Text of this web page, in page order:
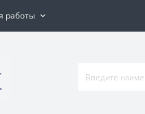
работы